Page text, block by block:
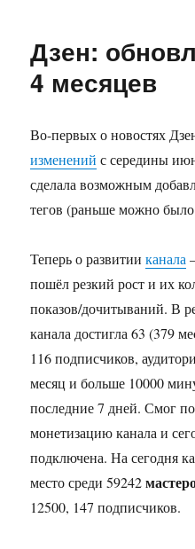
Дзен:
4 месяцев
Во-первых о новостях
изменений с середины
сделала возможным
тегов (раньше можно
Теперь о развитииканала
пошёл резкий рост и их
показов/дочитываний. В
канала достигла 63 (379
116 подписчиков,
месяц и больше 10000
последние 7 дней. Смог
монетизацию канала и
подключена. На сегодня
место среди 59242
12500, 147 подписчиков.